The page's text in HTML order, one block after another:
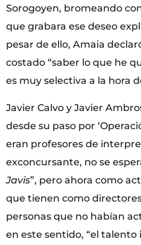
Sorogoyen, bromeando
que grabara ese deseo
pesar de ello, Amaia
costado “saber lo que he
es muy selectiva a la hora
Javier Calvo y Javier
desde su paso por
eran profesores de
exconcursante, no se
Javis”, pero ahora como
que tienen como
personas que no habían
en este sentido, “el talento